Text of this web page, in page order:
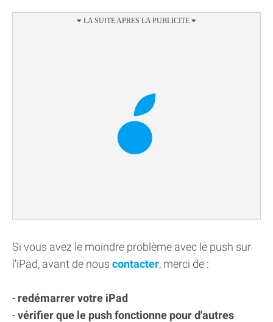
Si vous avez le moindre problème avec le push sur
l'iPad, avant de nous contacter, merci de :
- redémarrer votre iPad
-vérifier que le push fonctionne pour d'autres